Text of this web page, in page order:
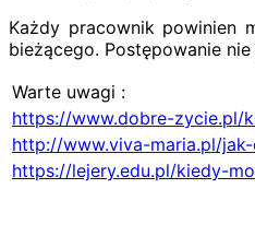
Każdy pracownik powinien
bieżącego. Postępowanie
Warte uwagi :
https://www.dobre-zycie.pl/
http://www.viva-maria.pl/
https://lejery.edu.pl/kiedy-